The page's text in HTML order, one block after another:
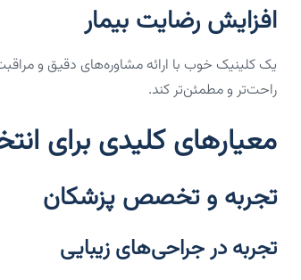
افزایش رضایت بیمار
یک کلینیک خوب با ارائه مشاوره‌های دقیق و
راحت‌تر و مطمئن‌تر کند.
معیارهای کلیدی برای
تجربه و تخصص پزشکان
تجربه در جراحی‌های زیبایی